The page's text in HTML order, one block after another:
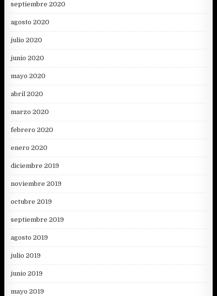
septiembre 2020
agosto 2020
julio 2020
junio 2020
mayo 2020
abril 2020
marzo 2020
febrero 2020
enero 2020
diciembre 2019
noviembre 2019
octubre 2019
septiembre 2019
agosto 2019
julio 2019
junio 2019
mayo 2019